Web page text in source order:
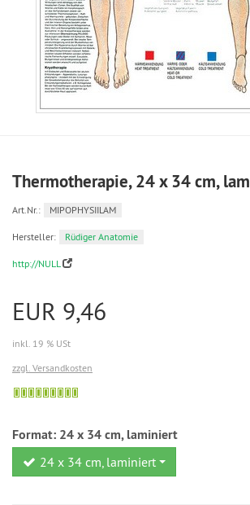
Thermotherapie, 24 x 34 cm,
Art.Nr.: MIPOPHYSIILAM
Hersteller: Rüdiger Anatomie
http://NULL
EUR 9,46
inkl. 19 % USt
zzgl. Versandkosten
Stückzahl
Format: 24 x 34 cm, laminiert
24 x 34 cm, laminiert